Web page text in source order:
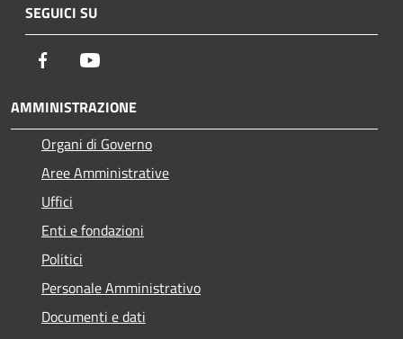
SEGUICI SU
Facebook
AMMINISTRAZIONE
Organi di Governo
Aree Amministrative
Uffici
Enti e fondazioni
Politici
Personale Amministrativo
Documenti e dati